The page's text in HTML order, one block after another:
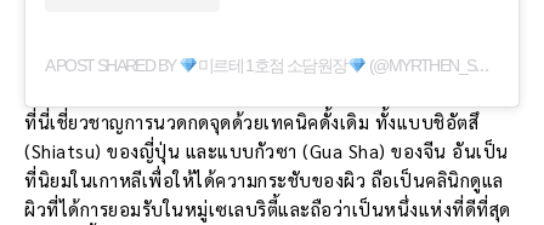
A POST SHARED BY 미르테 1호점 소담원장 (@MYRTHEN_SODAM)
ที่นี่เชี่ยวชาญการนวดกดจุดด้วยเทคนิคดั้งเดิม ทั้งแบบชิอัตสึ
(Shiatsu) ของญี่ปุ่น และแบบกัวซา (Gua Sha) ของจีน อันเป็น
ที่นิยมในเกาหลีเพื่อให้ได้ความกระชับของผิว ถือเป็นคลินิกดูแล
ผิวที่ได้การยอมรับในหมู่เซเลบริตี้และถือว่าเป็นหนึ่งแห่งที่ดีที่สุด